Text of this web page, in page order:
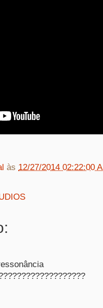
às 12/27/2014 02:22:00